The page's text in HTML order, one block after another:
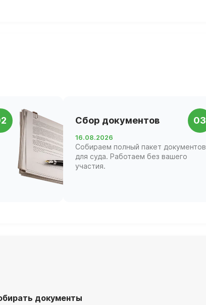
Сбор документов 03
16.08.2026
Собираем полный пакет документов
для суда. Работаем без вашего
участия.
документы